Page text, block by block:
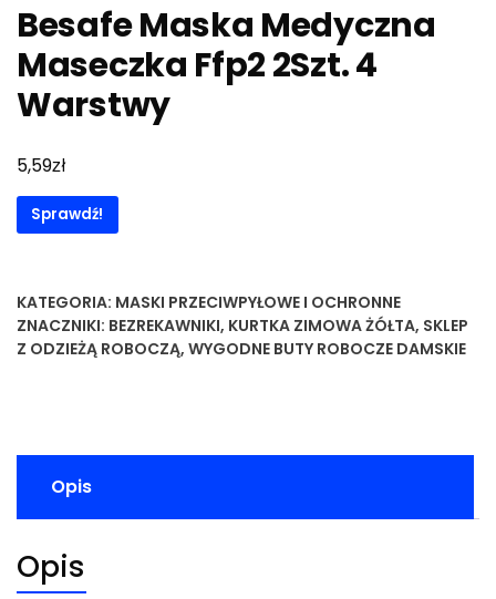
Besafe Maska Medyczna
Maseczka Ffp2 2Szt. 4
Warstwy
5,59zł
Sprawdź!
KATEGORIA: MASKI PRZECIWPYŁOWE I OCHRONNE
ZNACZNIKI: BEZREKAWNIKI, KURTKA ZIMOWA ŻÓŁTA, SKLEP
Z ODZIEŻĄ ROBOCZĄ, WYGODNE BUTY ROBOCZE DAMSKIE
Opis
Opis